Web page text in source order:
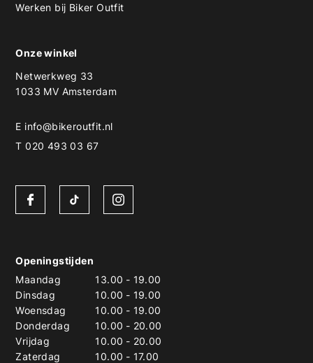
Werken bij Biker Outfit
Onze winkel
Netwerkweg 33
1033 MV Amsterdam
E info@bikeroutfit.nl
T 020 493 03 67
Openingstijden
Maandag
13.00 - 19.00
Dinsdag
10.00 - 19.00
Woensdag
10.00 - 19.00
Donderdag
10.00 - 20.00
Vrijdag
10.00 - 20.00
Zaterdag
10.00 - 17.00